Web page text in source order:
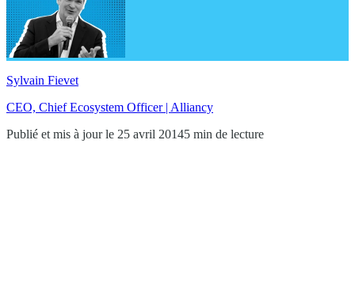
Sylvain Fievet
CEO, Chief Ecosystem Officer | Alliancy
Publié et mis à jour le 25 avril 20145 min de lecture